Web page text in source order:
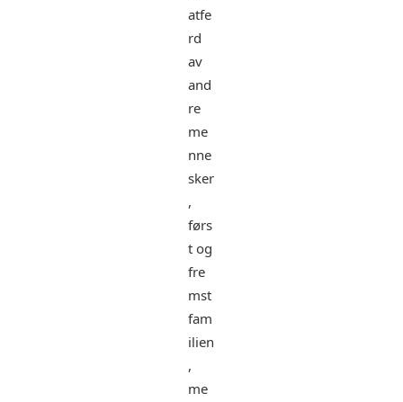
atfe
rd
av
and
re
me
nne
sker
,
førs
t og
fre
mst
fam
ilien
,
me